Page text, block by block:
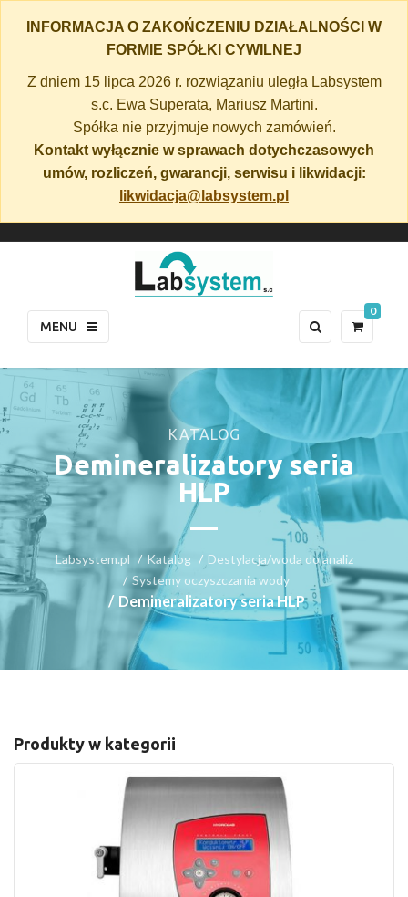
INFORMACJA O ZAKOŃCZENIU DZIAŁALNOŚCI W
FORMIE SPÓŁKI CYWILNEJ
Z dniem 15 lipca 2026 r. rozwiązaniu uległa Labsystem
s.c. Ewa Superata, Mariusz Martini.
Spółka nie przyjmuje nowych zamówień.
Kontakt wyłącznie w sprawach dotychczasowych
umów, rozliczeń, gwarancji, serwisu i likwidacji:
likwidacja@labsystem.pl
0
MENU
KATALOG
Demineralizatory seria
HLP
Labsystem.pl Katalog
Destylacja/woda do analiz
Systemy oczyszczania wody
Demineralizatory seria HLP
Produkty w kategorii